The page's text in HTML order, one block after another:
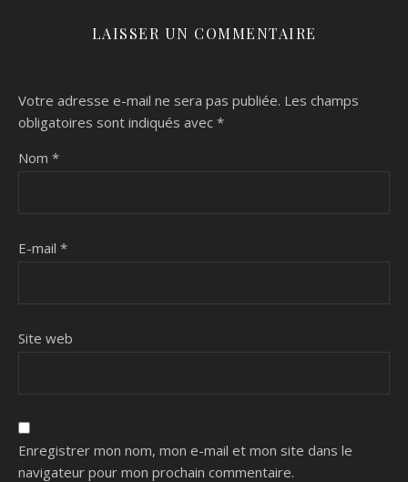
LAISSER UN COMMENTAIRE
Votre adresse e-mail ne sera pas publiée. Les champs
obligatoires sont indiqués avec *
Nom *
E-mail *
Site web
Enregistrer mon nom, mon e-mail et mon site dans le
navigateur pour mon prochain commentaire.